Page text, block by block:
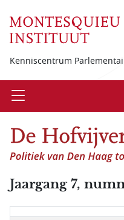
Kenniscentrum
Open
Jaargang 7,